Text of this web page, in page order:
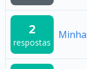
2
respostas